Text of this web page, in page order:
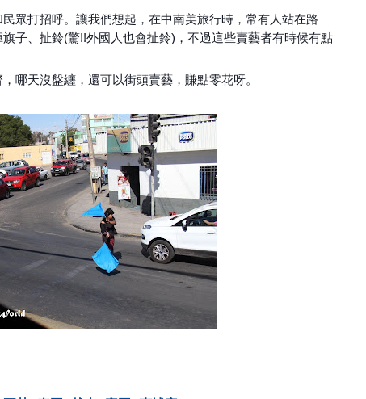
眾打招呼。讓我們想起，在中南美旅行時，常有人站在路
子、扯鈴(驚!!外國人也會扯鈴)，不過這些賣藝者有時候有點
哪天沒盤纏，還可以街頭賣藝，賺點零花呀。